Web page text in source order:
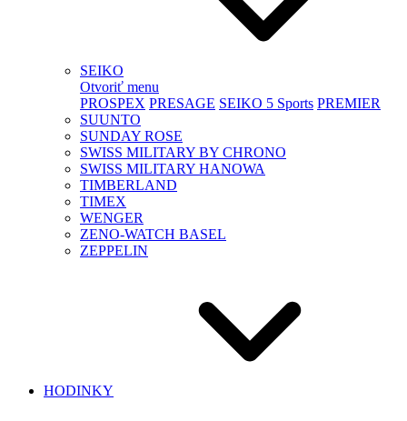
SEIKO
Otvoriť menu
PROSPEX PRESAGE SEIKO 5 Sports PREMIER
SUUNTO
SUNDAY ROSE
SWISS MILITARY BY CHRONO
SWISS MILITARY HANOWA
TIMBERLAND
TIMEX
WENGER
ZENO-WATCH BASEL
ZEPPELIN
HODINKY